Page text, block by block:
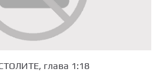
глава 1:18